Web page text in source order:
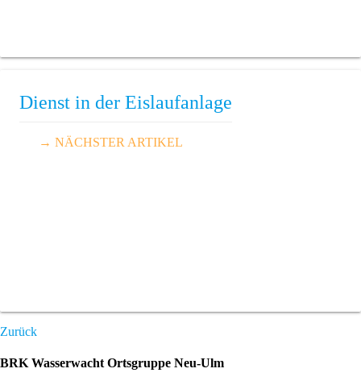
Dienst in der Eislaufanlage
→ NÄCHSTER ARTIKEL
Zurück
BRK Wasserwacht Ortsgruppe Neu-Ulm